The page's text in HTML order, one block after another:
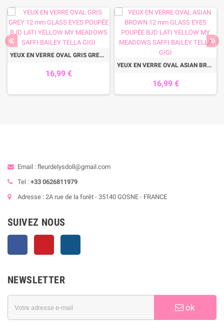
YEUX EN VERRE OVAL GRIS GREY 12 mm GLASS EYES POUPÉE BJD LATI YELLOW MY MEADOWS SAFFI BAILEY TELLA GIGI
16,99 €
YEUX EN VERRE OVAL ASIAN BROWN 12 mm GLASS EYES POUPÉE BJD LATI YELLOW MY MEADOWS SAFFI BAILEY TELLA GIGI
16,99 €
Email : fleurdelysdoll@gmail.com
Tel : +33 0626811979
Adresse : 2A rue de la forêt - 35140 GOSNE - FRANCE
SUIVEZ NOUS
NEWSLETTER
ok